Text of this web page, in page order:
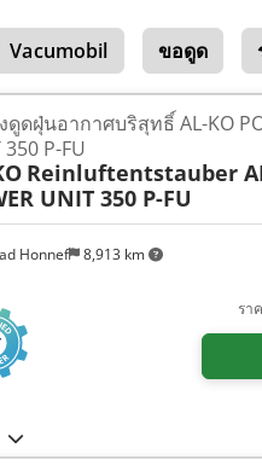
Vacumobil ขอดูด
Honnef 8,913 km
ดูดฝุ่นอากาศบริสุทธิ์ AL-KO
350 P-FU
Reinluftentstauber
UNIT 350 P-FU
รา